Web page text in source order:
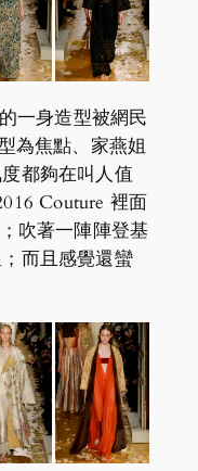
一身造型被網民
為焦點、家燕姐
都夠在叫人值
Couture 裡面
吹著一陣陣登基
而且感覺還蠻